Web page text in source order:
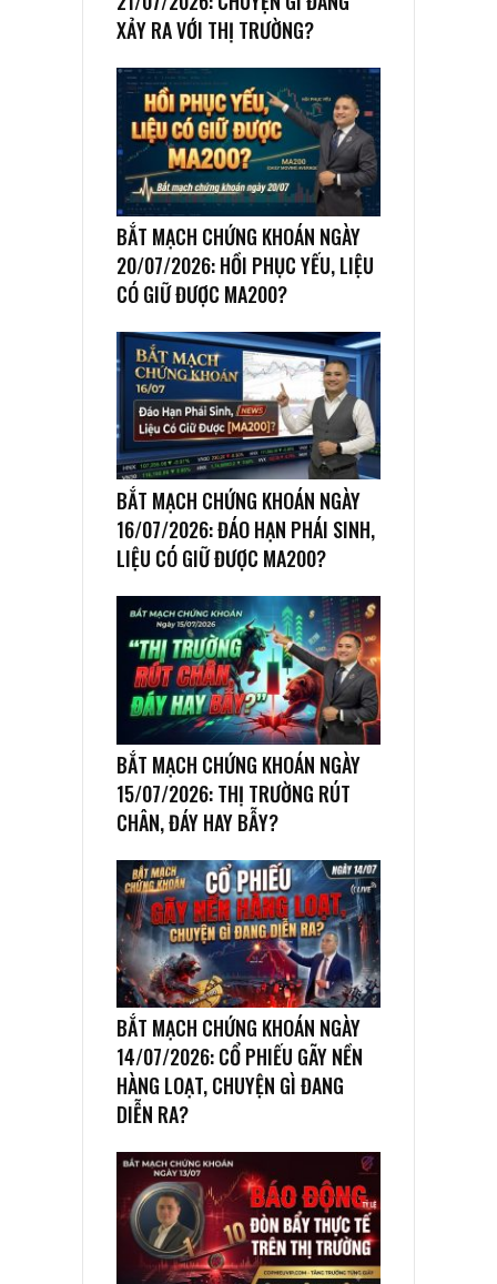
XẢY RA VỚI THỊ TRƯỜNG?
BẮT MẠCH CHỨNG KHOÁN NGÀY
20/07/2026: HỒI PHỤC YẾU, LIỆU
CÓ GIỮ ĐƯỢC MA200?
BẮT MẠCH CHỨNG KHOÁN NGÀY
16/07/2026: ĐÁO HẠN PHÁI SINH,
LIỆU CÓ GIỮ ĐƯỢC MA200?
BẮT MẠCH CHỨNG KHOÁN NGÀY
15/07/2026: THỊ TRƯỜNG RÚT
CHÂN, ĐÁY HAY BẪY?
BẮT MẠCH CHỨNG KHOÁN NGÀY
14/07/2026: CỔ PHIẾU GÃY NỀN
HÀNG LOẠT, CHUYỆN GÌ ĐANG
DIỄN RA?